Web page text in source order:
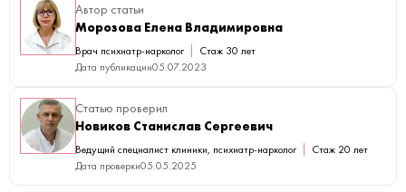
Автор статьи
Морозова Елена Владимировна
Врач психиатр-нарколог
Стаж 30 лет
Дата публикации05.07.2023
Статью проверил
Новиков Станислав Сергеевич
Ведущий специалист клиники, психиатр-нарколог
Стаж 20 лет
Дата проверки05.05.2025